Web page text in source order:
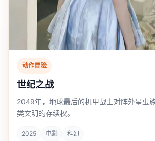
动作冒险
世纪之战
2049年，地球最后的机甲战士对阵外星虫
类文明的存续权。
2025 电影 科幻